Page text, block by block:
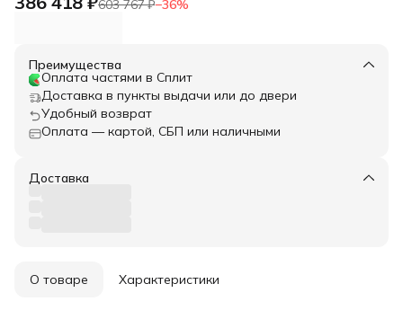
603 767 ₽−36%
Преимущества
Оплата частями в Сплит
Доставка в пункты выдачи или до двери
Удобный возврат
Оплата — картой, СБП или наличными
Доставка
О товаре Характеристики